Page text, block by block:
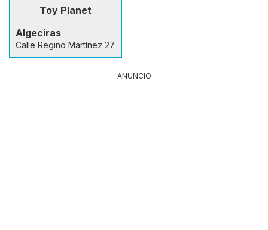
Toy Planet
Algeciras
Calle Regino Martínez 27
ANUNCIO